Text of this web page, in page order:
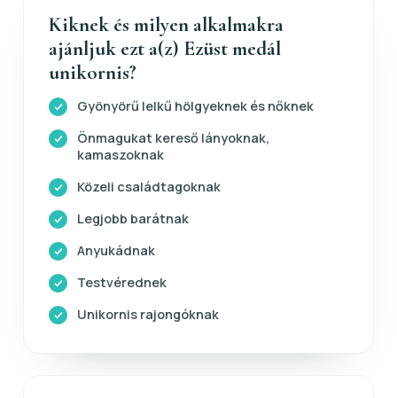
Kiknek és milyen alkalmakra
ajánljuk ezt a(z) Ezüst medál
unikornis?
Gyönyörű lelkű hölgyeknek és nőknek
Önmagukat kereső lányoknak,
kamaszoknak
Közeli családtagoknak
Legjobb barátnak
Anyukádnak
Testvérednek
Unikornis rajongóknak